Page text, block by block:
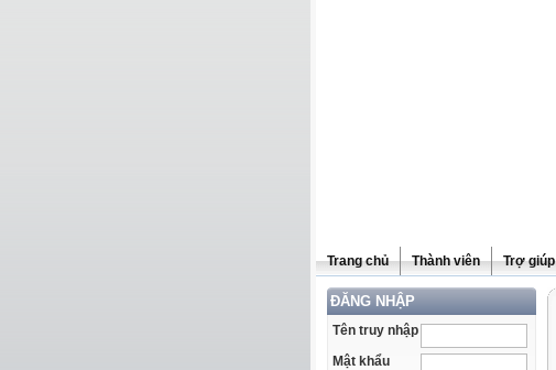
Trang chủ Thành viên Trợ giúp
ĐĂNG NHẬP
Tên truy nhập
Mật khẩu